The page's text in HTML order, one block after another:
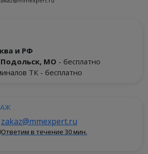
и РФ
Подольск, МО - бесплатно
ТК - бесплатно
zakaz@mmexpert.ru
Ответим в течение 30 мин.